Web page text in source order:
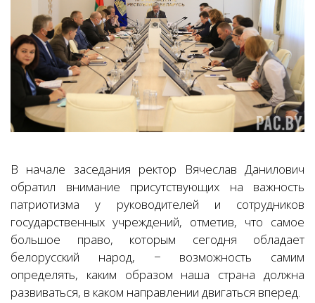
В начале заседания ректор Вячеслав Данилович
обратил внимание присутствующих на важность
патриотизма у руководителей и сотрудников
государственных учреждений, отметив, что самое
большое право, которым сегодня обладает
белорусский народ, − возможность самим
определять, каким образом наша страна должна
развиваться, в каком направлении двигаться вперед.